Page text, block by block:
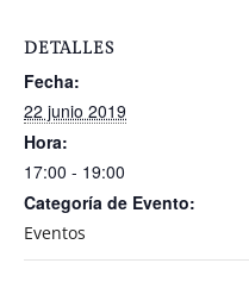
DETALLES
Fecha:
22 junio 2019
Hora:
17:00 - 19:00
Categoría de Evento:
Eventos